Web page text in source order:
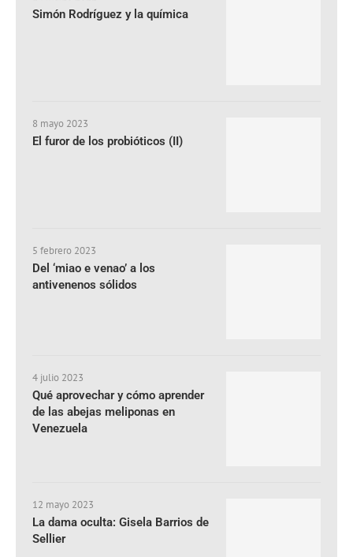
Simón Rodríguez y la química
8 mayo 2023
El furor de los probióticos (II)
5 febrero 2023
Del ‘miao e venao’ a los
antivenenos sólidos
4 julio 2023
Qué aprovechar y cómo aprender
de las abejas meliponas en
Venezuela
12 mayo 2023
La dama oculta: Gisela Barrios de
Sellier